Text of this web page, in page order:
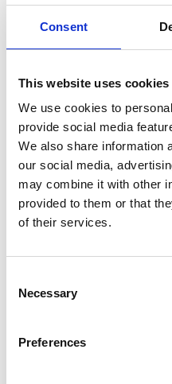
Consent
This website uses cookies
We use cookies to
provide social media
We also share information
our social media,
may combine it with other
provided to them or that
of their services.
Selection
Necessary
Preferences
m